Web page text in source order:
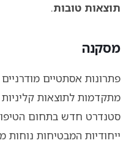
תוצאות טובות.
מסקנה
פתרונות אסתטיים מודרניים
מתקדמות לתוצאות
סטנדרט חדש בתחום
ייחודיות המבטיחות נוחות